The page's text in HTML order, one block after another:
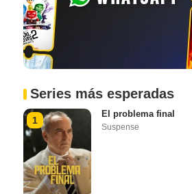
Series más esperadas
1
El problema final
Suspense